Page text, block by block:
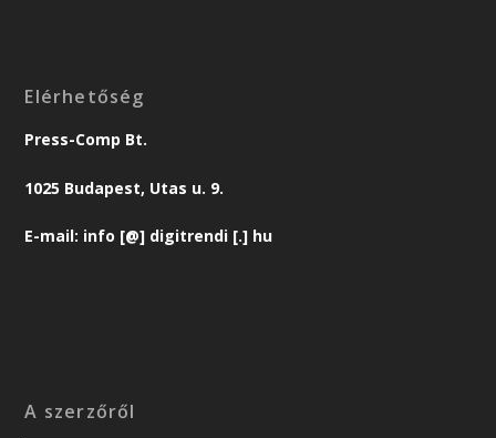
Elérhetőség
Press-Comp Bt.
1025 Budapest, Utas u. 9.
E-mail: info [@] digitrendi [.] hu
A szerzőről